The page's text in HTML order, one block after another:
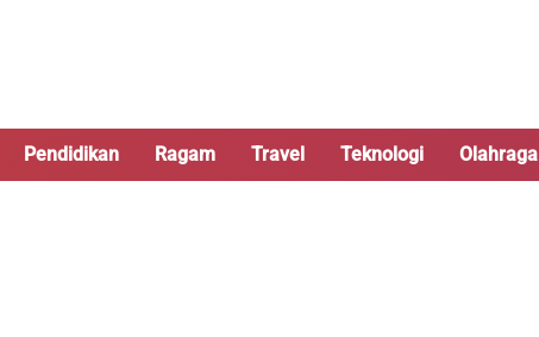
Pendidikan Ragam Travel Teknologi Olahraga